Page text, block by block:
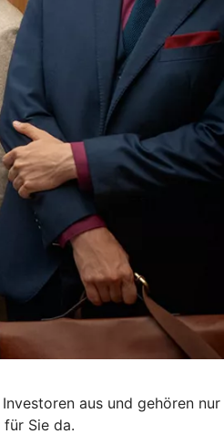
aus und gehören nur
Sie da.